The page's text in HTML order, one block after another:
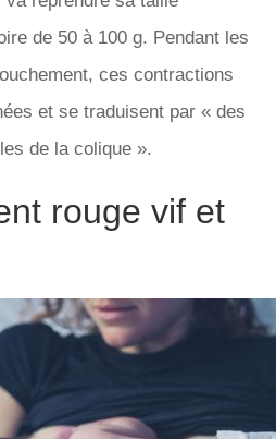
de 50 à 100 g. Pendant les
ces contractions
et se traduisent par « des
de la colique ».
rouge vif et